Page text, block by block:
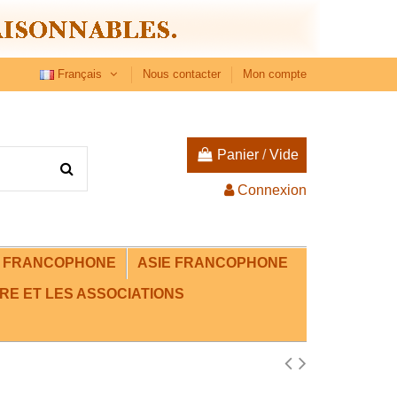
Français Nous contacter Mon compte
Panier /Vide
Connexion
ASIE FRANCOPHONE
ET LES ASSOCIATIONS